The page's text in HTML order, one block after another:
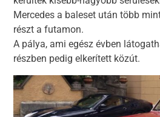
Mercedes a baleset után több
részt a futamon.
A pálya, ami egész évben
részben pedig elkerített közút.